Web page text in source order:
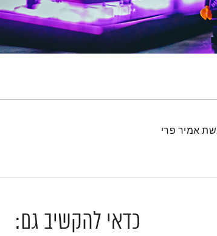
אמיר פרי
כדאי להקשיב גם: